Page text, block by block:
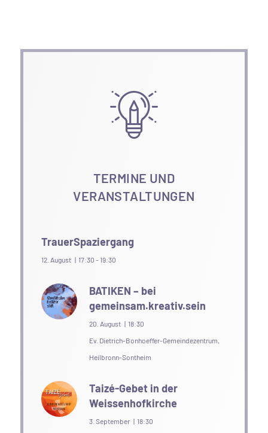
TERMINE UND
VERANSTALTUNGEN
TrauerSpaziergang
12. August | 17:30 - 19:30
BATIKEN – bei
gemeinsam.kreativ.sein
20. August | 18:30
Ev. Dietrich-Bonhoeffer-Gemeindezentrum,
Heilbronn-Sontheim
Taizé-Gebet in der
Weissenhofkirche
3. September | 18:30